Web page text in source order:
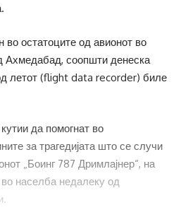
остатоците од авионот во
Ахмедабад, соопшти денеска
летот (flight data recorder) биле
да помогнат во
за трагедијата што се случи
„Боинг 787 Дримлајнер“, на
населба недалеку од